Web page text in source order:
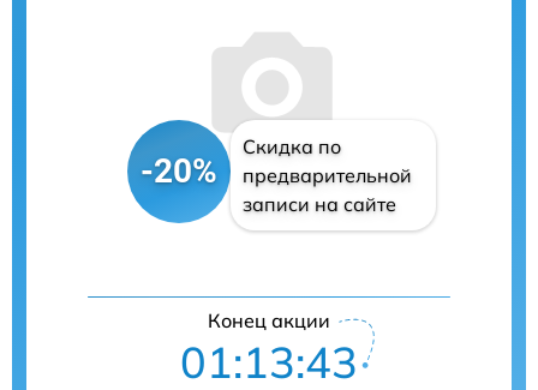
-20%
Скидка по
предварительной
записи на сайте
Конец акции
01:13:42